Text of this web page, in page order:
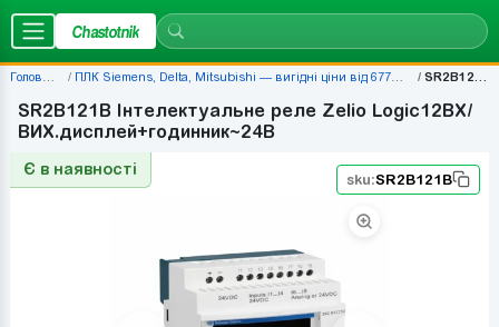
Chastotnik
ПЛК Siemens, Delta, Mitsubishi — вигідні ціни від 677 грн SR2B121B
SR2B121B Інтелектуальне реле Zelio Logic12ВХ/
ВИХ.дисплей+годинник~24В
Є в наявності
sku:SR2B121B